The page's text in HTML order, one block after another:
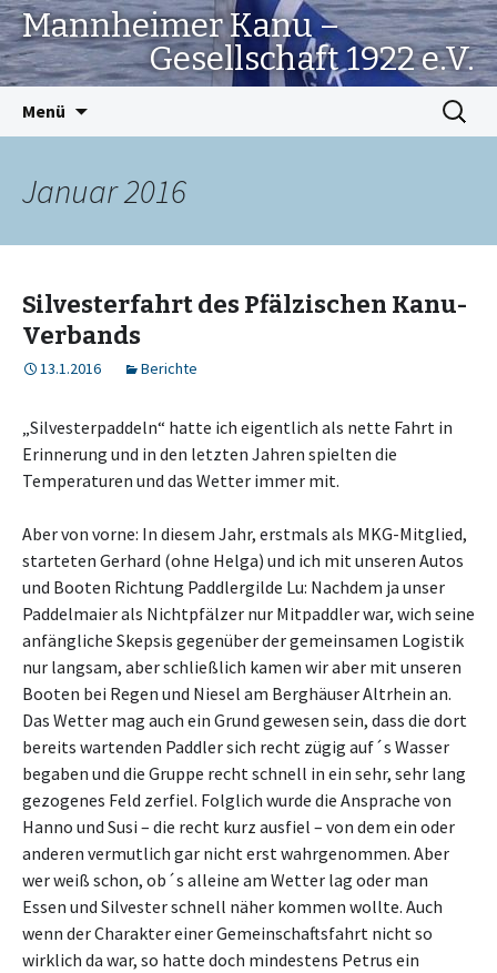
Mannheimer Kanu –
Gesellschaft 1922 e.V.
Menü
Suchen
nach:
Januar 2016
Silvesterfahrt des Pfälzischen Kanu-
Verbands
13.1.2016 Berichte
„Silvesterpaddeln“ hatte ich eigentlich als nette Fahrt in
Erinnerung und in den letzten Jahren spielten die
Temperaturen und das Wetter immer mit.
Aber von vorne: In diesem Jahr, erstmals als MKG-Mitglied,
starteten Gerhard (ohne Helga) und ich mit unseren Autos
und Booten Richtung Paddlergilde Lu: Nachdem ja unser
Paddelmaier als Nichtpfälzer nur Mitpaddler war, wich seine
anfängliche Skepsis gegenüber der gemeinsamen Logistik
nur langsam, aber schließlich kamen wir aber mit unseren
Booten bei Regen und Niesel am Berghäuser Altrhein an.
Das Wetter mag auch ein Grund gewesen sein, dass die dort
bereits wartenden Paddler sich recht zügig auf´s Wasser
begaben und die Gruppe recht schnell in ein sehr, sehr lang
gezogenes Feld zerfiel. Folglich wurde die Ansprache von
Hanno und Susi – die recht kurz ausfiel – von dem ein oder
anderen vermutlich gar nicht erst wahrgenommen. Aber
wer weiß schon, ob´s alleine am Wetter lag oder man
Essen und Silvester schnell näher kommen wollte. Auch
wenn der Charakter einer Gemeinschaftsfahrt nicht so
wirklich da war, so hatte doch mindestens Petrus ein